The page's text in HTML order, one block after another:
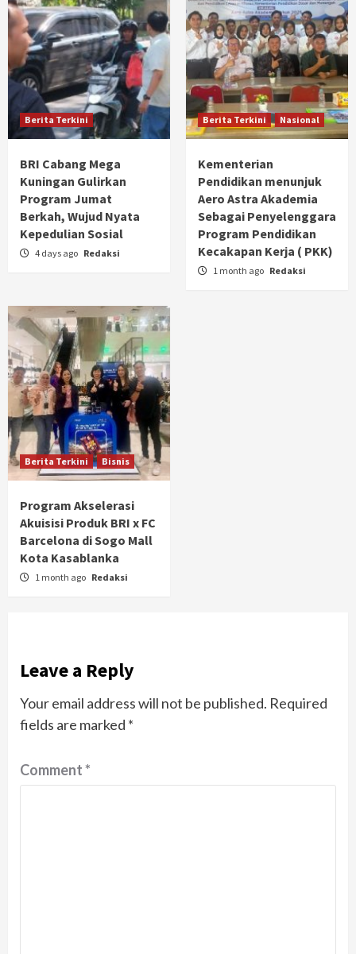
Berita Terkini
BRI Cabang Mega
Kuningan Gulirkan
Program Jumat
Berkah, Wujud Nyata
Kepedulian Sosial
4 days ago Redaksi
Berita Terkini Nasional
Kementerian
Pendidikan menunjuk
Aero Astra Akademia
Sebagai Penyelenggara
Program Pendidikan
Kecakapan Kerja ( PKK)
1 month ago Redaksi
Berita Terkini Bisnis
Program Akselerasi
Akuisisi Produk BRI x FC
Barcelona di Sogo Mall
Kota Kasablanka
1 month ago Redaksi
Leave a Reply
Your email address will not be published. Required
fields are marked *
Comment*